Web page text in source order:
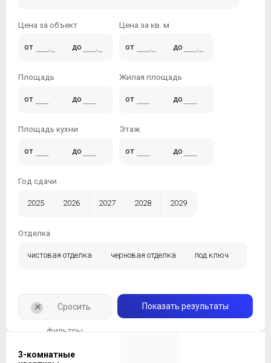
Цена за объект
от до
Цена за кв. м
от до
Площадь
от до
Жилая площадь
от до
Площадь кухни
от до
Этаж
от до
Год сдачи
2025 2026 2027 2028 2029
Отделка
чистовая отделка черновая отделка под ключ
Показать результаты
+ Сросить
фильтры
3-комнатные